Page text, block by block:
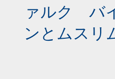
ァルク バ
ンとムスリ